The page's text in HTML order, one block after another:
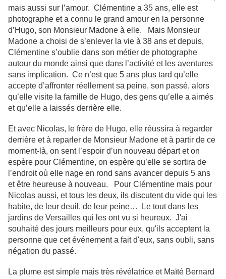
mais aussi sur l’amour. Clémentine a 35 ans, elle est
photographe et a connu le grand amour en la personne
d’Hugo, son Monsieur Madone à elle. Mais Monsieur
Madone a choisi de s’enlever la vie à 38 ans et depuis,
Clémentine s’oublie dans son métier de photographe
autour du monde ainsi que dans l’activité et les aventures
sans implication. Ce n’est que 5 ans plus tard qu’elle
accepte d’affronter réellement sa peine, son passé, alors
qu’elle visite la famille de Hugo, des gens qu’elle a aimés
et qu’elle a laissés derrière elle.
Et avec Nicolas, le frère de Hugo, elle réussira à regarder
derrière et à reparler de Monsieur Madone et à partir de ce
moment-là, on sent l’espoir d’un nouveau départ et on
espère pour Clémentine, on espère qu’elle se sortira de
l’endroit où elle nage en rond sans avancer depuis 5 ans
et être heureuse à nouveau. Pour Clémentine mais pour
Nicolas aussi, et tous les deux, ils discutent du vide qui les
habite, de leur deuil, de leur peine… Le tout dans les
jardins de Versailles qui les ont vu si heureux. J'ai
souhaité des jours meilleurs pour eux, qu'ils acceptent la
personne que cet événement a fait d'eux, sans oubli, sans
négation du passé.
La plume est simple mais très révélatrice et Maïté Bernard